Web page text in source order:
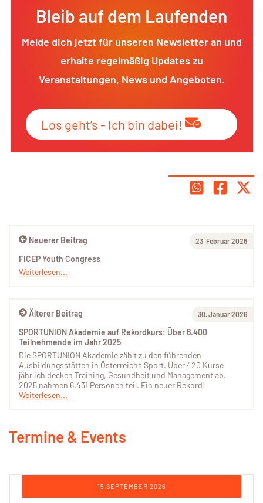
Bleib auf dem Laufenden
Melde dich jetzt für unseren Newsletter an und
erhalte regelmäßig Updates zu
Veranstaltungen, News und Angeboten.
Los geht’s - Ich bin dabei!
Älterer Beitrag 30. Januar 2026
SPORTUNION Akademie auf Rekordkurs: Über 6.400
Teilnehmende im Jahr 2025
Die SPORTUNION Akademie zählt zu den führenden
Ausbildungsstätten in Österreichs Sport. Über 420 Kurse
jährlich decken Training, Gesundheit und Management ab.
2025 nahmen 6.431 Personen teil. Ein neuer Rekord!
Weiterlesen...
Neuerer Beitrag 23. Februar 2026
FICEP Youth Congress
Weiterlesen...
Termine & Events
12 OKTOBER 2026